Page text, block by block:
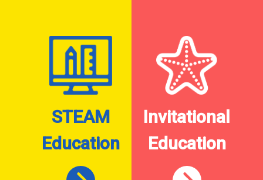
STEAM
Education
Invitational
Education